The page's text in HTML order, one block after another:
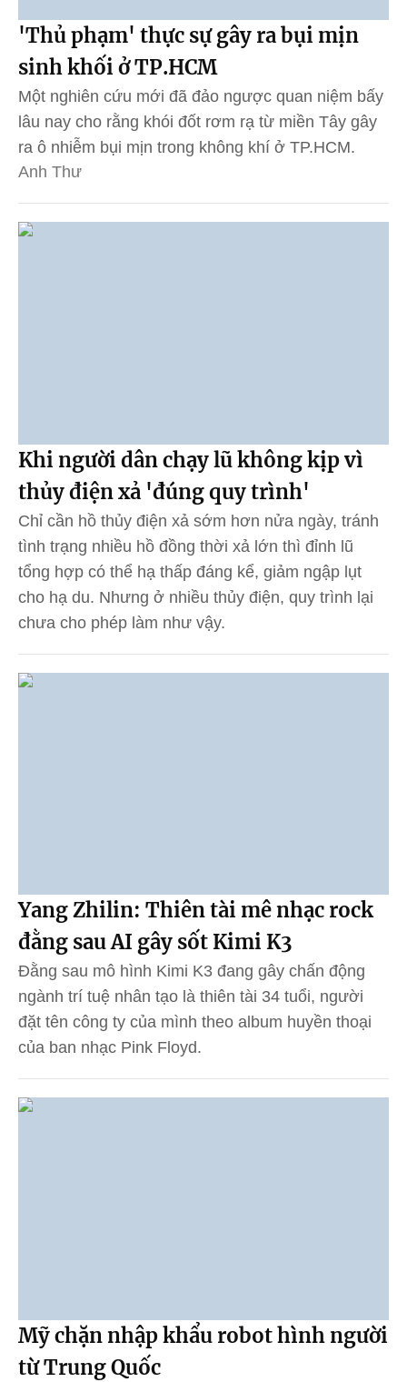
'Thủ phạm' thực sự gây ra bụi mịn
sinh khối ở TP.HCM
Một nghiên cứu mới đã đảo ngược quan niệm bấy
lâu nay cho rằng khói đốt rơm rạ từ miền Tây gây
ra ô nhiễm bụi mịn trong không khí ở TP.HCM.
Anh Thư
Khi người dân chạy lũ không kịp vì
thủy điện xả 'đúng quy trình'
Chỉ cần hồ thủy điện xả sớm hơn nửa ngày, tránh
tình trạng nhiều hồ đồng thời xả lớn thì đỉnh lũ
tổng hợp có thể hạ thấp đáng kể, giảm ngập lụt
cho hạ du. Nhưng ở nhiều thủy điện, quy trình lại
chưa cho phép làm như vậy.
Yang Zhilin: Thiên tài mê nhạc rock
đằng sau AI gây sốt Kimi K3
Đằng sau mô hình Kimi K3 đang gây chấn động
ngành trí tuệ nhân tạo là thiên tài 34 tuổi, người
đặt tên công ty của mình theo album huyền thoại
của ban nhạc Pink Floyd.
Mỹ chặn nhập khẩu robot hình người
từ Trung Quốc